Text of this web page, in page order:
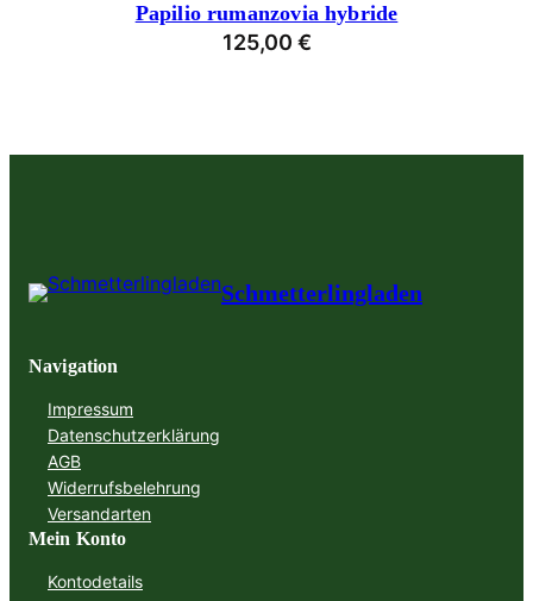
Papilio rumanzovia hybride
125,00 €
Schmetterlingladen
Navigation
Impressum
Datenschutzerklärung
AGB
Widerrufsbelehrung
Versandarten
Mein Konto
Kontodetails